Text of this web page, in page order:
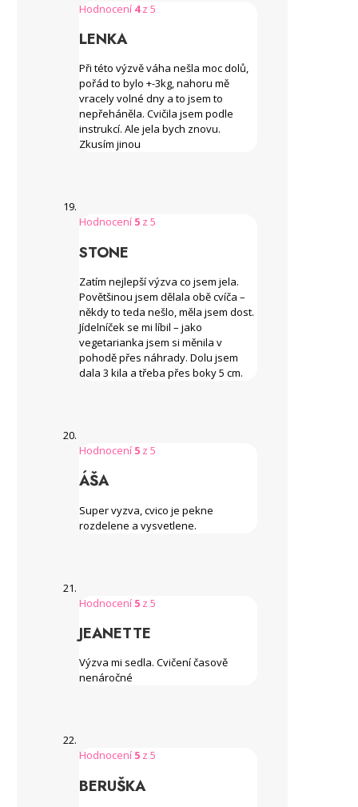
Hodnocení 4z 5
LENKA
Při této výzvě váha nešla moc dolů,
pořád to bylo +-3kg, nahoru mě
vracely volné dny a to jsem to
nepřeháněla. Cvičila jsem podle
instrukcí. Ale jela bych znovu.
Zkusím jinou
Hodnocení 5 z 5
STONE
Zatím nejlepší výzva co jsem jela.
Povětšinou jsem dělala obě cvíča –
někdy to teda nešlo, měla jsem dost.
Jídelníček se mi líbil – jako
vegetarianka jsem si měnila v
pohodě přes náhrady. Dolu jsem
dala 3 kila a třeba přes boky 5 cm.
Hodnocení 5 z 5
ÁŠA
Super vyzva, cvico je pekne
rozdelene a vysvetlene.
Hodnocení 5 z 5
JEANETTE
Výzva mi sedla. Cvičení časově
nenáročné
Hodnocení 5 z 5
BERUŠKA